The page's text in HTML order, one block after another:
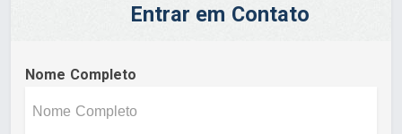
Entrar em Contato
Nome Completo